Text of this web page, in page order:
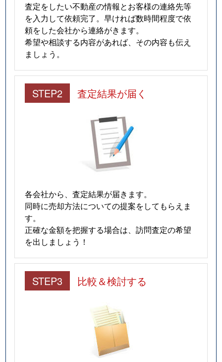
査定をしたい不動産の情報とお客様の連絡先等
を入力して依頼完了。早ければ数時間程度で依
頼をした会社から連絡がきます。
希望や相談する内容があれば、その内容も伝え
ましょう。
STEP2 査定結果が届く
各会社から、査定結果が届きます。
同時に売却方法についての提案をしてもらえま
す。
正確な金額を把握する場合は、訪問査定の希望
を出しましょう！
STEP3 比較＆検討する